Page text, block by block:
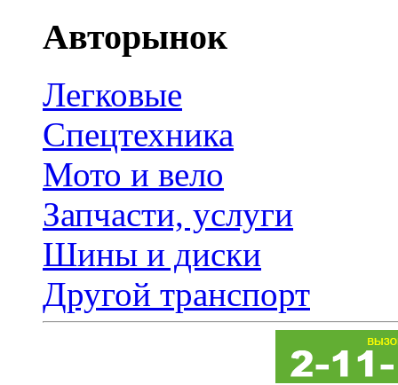
Авторынок
Легковые
Спецтехника
Мото и вело
Запчасти, услуги
Шины и диски
Другой транспорт